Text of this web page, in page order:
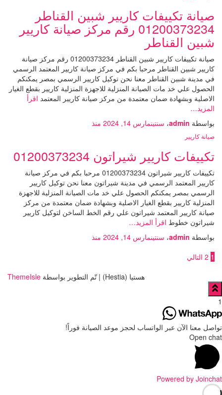
صيانة تكييفات كاريير شبين القناطر
01200373234 رقم مركز صيانة كاريير
شبين القناطر
صيانة تكييفات كاريير شبين القناطر 01200373234 رقم مركز صيانة
كاريير شبين القناطر مرحبا بكم في مركز صيانة كاريير المعتمد الرسمي
في مدينة شبين القناطر معنا نحن توكيل كاريير الرسمي بمصر يمكنكم
الحصول علي خد مات الصيانة المنزلية للاجهزة المنزلية كاريير بقطع الغيار
الاصلية وبشهادة ضمان معتمدة من مركز صيانة كاريير المعتمد اقرأ
المزيد…
بواسطة admin، سنتينمارس 14, 2024 منذ
صيانة كاريير
تكييفات كاريير شيراتون 01200373234
تكييفات كاريير شيراتون 01200373234 مرحبا بكم في مركز صيانة
كاريير المعتمد الرسمي في مدينة شيراتون معنا نحن توكيل كاريير
الرسمي بمصر يمكنكم الحصول علي خد مات الصيانة المنزلية للاجهزة
المنزلية كاريير بقطع الغيار الاصلية وبشهادة ضمان معتمدة من مركز
صيانة كاريير المعتمد شيراتون علي رقم الخط الساخن لتوكيل كاريير
شيراتون خطوط اقرأ المزيد…
بواسطة admin، سنتينمارس 14, 2024 منذ
تعدد
المقالات
1
2 التالي
هستيا (Hestia) | تّم التطوير بواسطة
ThemeIsle
1
تواصل معنا الآن عبر الواتساب لحجز موعد الصيانة فوراً!
Open chat
Powered by Joinchat